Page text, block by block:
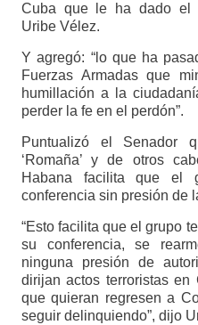
Cuba que le ha dado el
Uribe Vélez.
Y agregó: “lo que ha
Fuerzas Armadas que
humillación a la
perder la fe en el perdón”.
Puntualizó el Senador
‘Romaña’ y de otros
Habana facilita que el
conferencia sin presión de
“Esto facilita que el grupo
su conferencia, se
ninguna presión de
dirijan actos terroristas
que quieran regresen a
seguir delinquiendo”, dijo